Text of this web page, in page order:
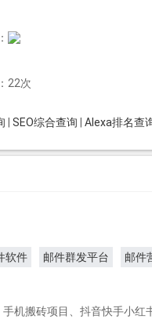
22次
SEO综合查询 Alexa排名查
软件 邮件群发平台 邮件
机搬砖项目、抖音快手小